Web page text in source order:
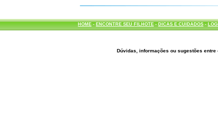
HOME- ENCONTRE SEU FILHOTE- DICAS E CUIDADOS-
Dúvidas, informações ou sugestões